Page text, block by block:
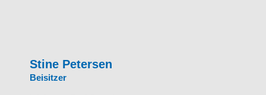
Stine Petersen
Beisitzer